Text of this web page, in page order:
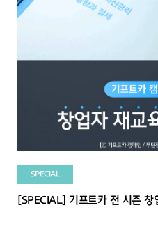
SPECIAL
[SPECIAL] 기프트카 전 시즌 창